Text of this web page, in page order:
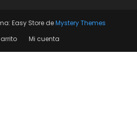
Easy Store deMystery Themes
Mi cuenta